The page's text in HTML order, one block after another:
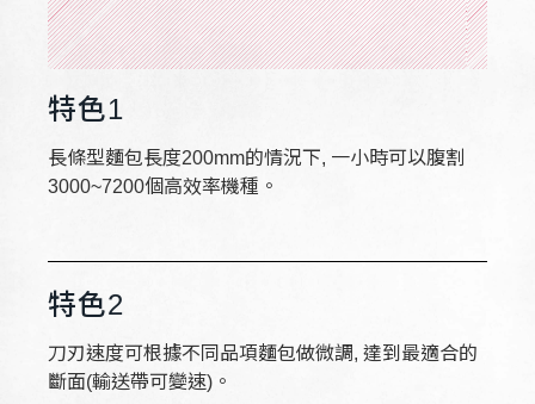
特色1
長條型麵包長度200mm的情況下, 一小時可以腹割
3000~7200個高效率機種。
特色2
刀刃速度可根據不同品項麵包做微調, 達到最適合的
斷面(輸送帶可變速)。